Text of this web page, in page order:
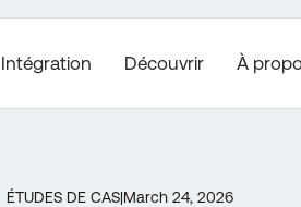
Intégration Découvrir À
ÉTUDES DE CAS|March 24, 2026